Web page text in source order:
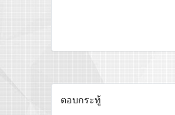
ตอบกระทู้